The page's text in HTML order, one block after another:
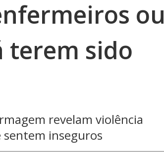
ou
terem sido
revelam violência
inseguros